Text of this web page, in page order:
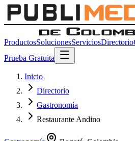
ProductosSolucionesServiciosDirectorio
Prueba Gratuita
Inicio
Directorio
Gastronomía
Restaurante Andino